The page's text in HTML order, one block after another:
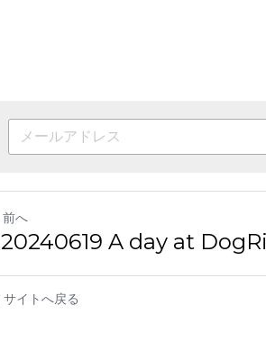
前へ
20240619 A day at
サイトへ戻る